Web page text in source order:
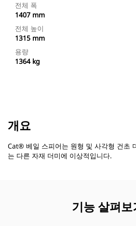
전체 폭
1407 mm
전체 높이
1315 mm
용량
1364 kg
개요
Cat® 베일 스피어는 원형 및 사각형 건초
는 다른 자재 더미에 이상적입니다.
기능 살펴보